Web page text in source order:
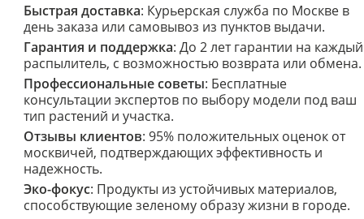
Быстрая доставка: Курьерская служба по Москве в
день заказа или самовывоз из пунктов выдачи.
Гарантия и поддержка: До 2 лет гарантии на каждый
распылитель, с возможностью возврата или обмена.
Профессиональные советы: Бесплатные
консультации экспертов по выбору модели под ваш
тип растений и участка.
Отзывы клиентов: 95% положительных оценок от
москвичей, подтверждающих эффективность и
надежность.
Эко-фокус: Продукты из устойчивых материалов,
способствующие зеленому образу жизни в городе.